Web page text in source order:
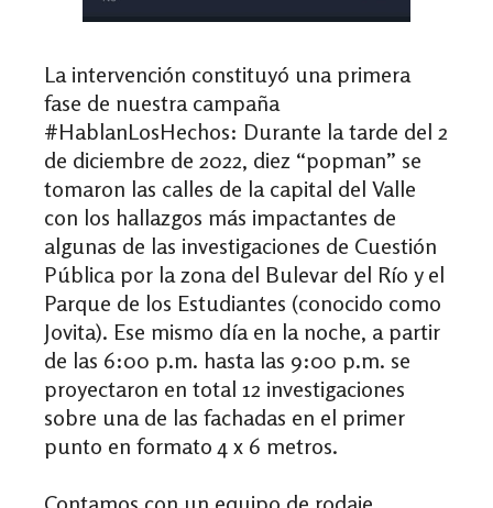
La intervención constituyó una primera
fase de nuestra campaña
#HablanLosHechos: Durante la tarde del 2
de diciembre de 2022, diez “popman” se
tomaron las calles de la capital del Valle
con los hallazgos más impactantes de
algunas de las investigaciones de Cuestión
Pública por la zona del Bulevar del Río y el
Parque de los Estudiantes (conocido como
Jovita). Ese mismo día en la noche, a partir
de las 6:00 p.m. hasta las 9:00 p.m. se
proyectaron en total 12 investigaciones
sobre una de las fachadas en el primer
punto en formato 4 x 6 metros.